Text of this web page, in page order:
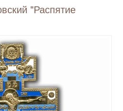
"Распятие